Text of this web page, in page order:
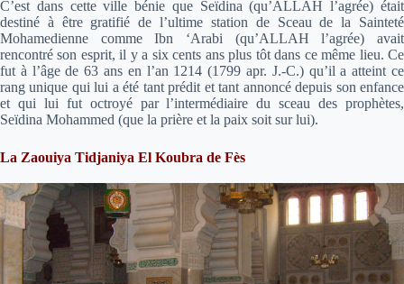
C’est dans cette ville bénie que Seïdina (qu’ALLAH l’agrée) était
destiné à être gratifié de l’ultime station de Sceau de la Sainteté
Mohamedienne comme Ibn ‘Arabi (qu’ALLAH l’agrée) avait
rencontré son esprit, il y a six cents ans plus tôt dans ce même lieu. Ce
fut à l’âge de 63 ans en l’an 1214 (1799 apr. J.-C.) qu’il a atteint ce
rang unique qui lui a été tant prédit et tant annoncé depuis son enfance
et qui lui fut octroyé par l’intermédiaire du sceau des prophètes,
Seïdina Mohammed (que la prière et la paix soit sur lui).
La Zaouiya Tidjaniya El Koubra de Fès